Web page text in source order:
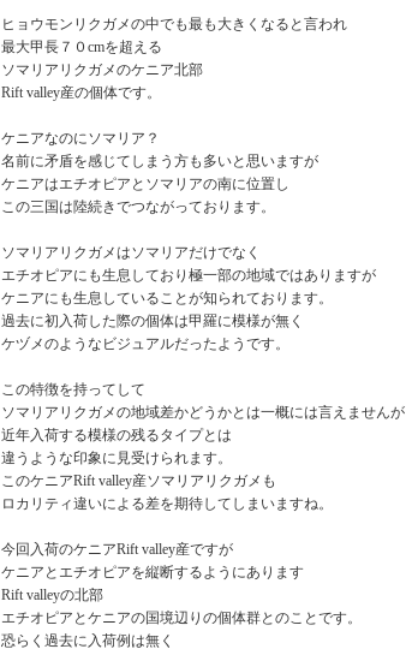
ヒョウモンリクガメの中でも最も大きくなると言われ
最大甲長７０cmを超える
ソマリアリクガメのケニア北部
Rift valley産の個体です。
ケニアなのにソマリア？
名前に矛盾を感じてしまう方も多いと思いますが
ケニアはエチオピアとソマリアの南に位置し
この三国は陸続きでつながっております。
ソマリアリクガメはソマリアだけでなく
エチオピアにも生息しており極一部の地域ではありますが
ケニアにも生息していることが知られております。
過去に初入荷した際の個体は甲羅に模様が無く
ケヅメのようなビジュアルだったようです。
この特徴を持ってして
ソマリアリクガメの地域差かどうかとは一概には言えませんが
近年入荷する模様の残るタイプとは
違うような印象に見受けられます。
このケニアRift valley産ソマリアリクガメも
ロカリティ違いによる差を期待してしまいますね。
今回入荷のケニアRift valley産ですが
ケニアとエチオピアを縦断するようにあります
Rift valleyの北部
エチオピアとケニアの国境辺りの個体群とのことです。
恐らく過去に入荷例は無く